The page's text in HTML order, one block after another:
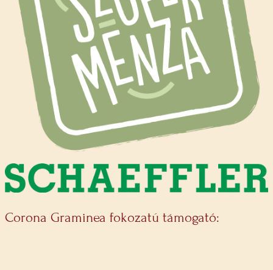
Corona Graminea fokozatú támogató: